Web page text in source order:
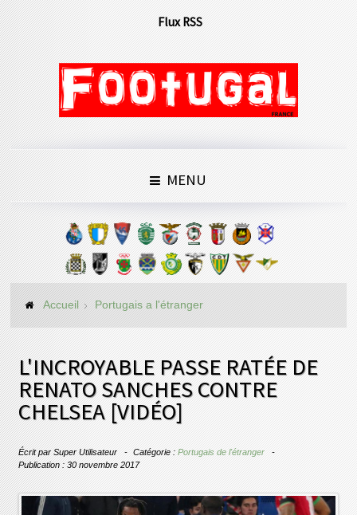
Flux RSS
MENU
Accueil Portugais a l'étranger
L'INCROYABLE PASSE RATÉE DE
RENATO SANCHES CONTRE
CHELSEA [VIDÉO]
Écrit parSuper Utilisateur Catégorie :Portugais de l'étranger
Publication : 30 novembre 2017